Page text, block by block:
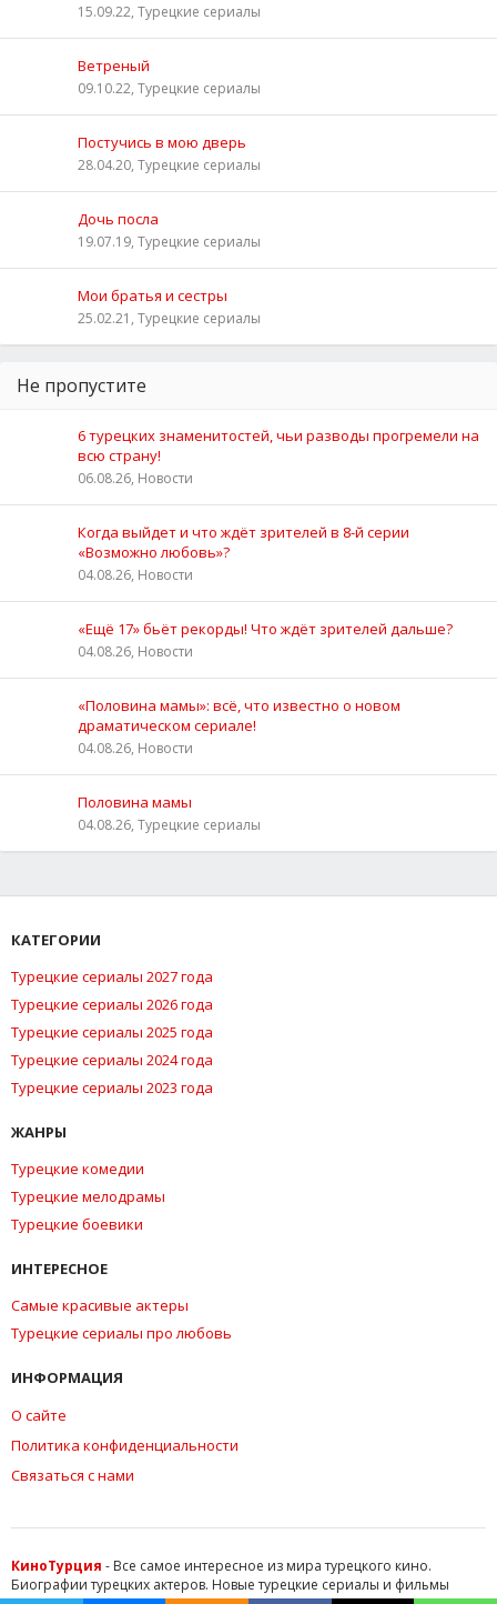
15.09.22, Турецкие сериалы
Ветреный
09.10.22, Турецкие сериалы
Постучись в мою дверь
28.04.20, Турецкие сериалы
Дочь посла
19.07.19, Турецкие сериалы
Мои братья и сестры
25.02.21, Турецкие сериалы
Не пропустите
6 турецких знаменитостей, чьи разводы прогремели на
всю страну!
06.08.26, Новости
Когда выйдет и что ждёт зрителей в 8-й серии
«Возможно любовь»?
04.08.26, Новости
«Ещё 17» бьёт рекорды! Что ждёт зрителей дальше?
04.08.26, Новости
«Половина мамы»: всё, что известно о новом
драматическом сериале!
04.08.26, Новости
Половина мамы
04.08.26, Турецкие сериалы
КАТЕГОРИИ
Турецкие сериалы 2027 года
Турецкие сериалы 2026 года
Турецкие сериалы 2025 года
Турецкие сериалы 2024 года
Турецкие сериалы 2023 года
ЖАНРЫ
Турецкие комедии
Турецкие мелодрамы
Турецкие боевики
ИНТЕРЕСНОЕ
Самые красивые актеры
Турецкие сериалы про любовь
ИНФОРМАЦИЯ
О сайте
Политика конфиденциальности
Связаться с нами
КиноТурция - Все самое интересное из мира турецкого кино.
Биографии турецких актеров. Новые турецкие сериалы и фильмы